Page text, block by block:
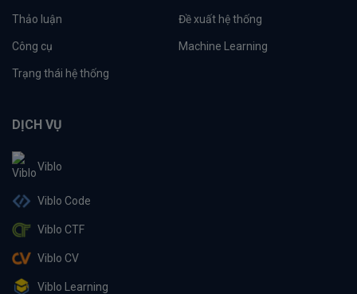
Thảo luận Đề xuất hệ thống
Công cụ Machine Learning
Trạng thái hệ thống
DỊCH VỤ
Viblo
Viblo Code
Viblo CTF
Viblo CV
Viblo Learning